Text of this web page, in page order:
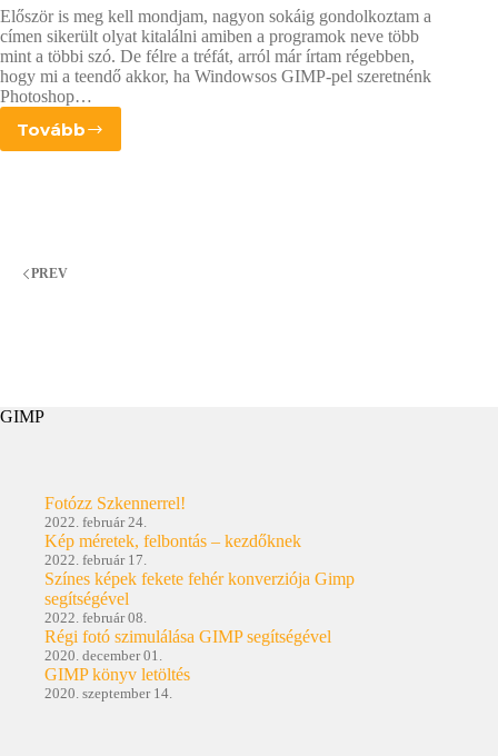
Először is meg kell mondjam, nagyon sokáig gondolkoztam a
címen sikerült olyat kitalálni amiben a programok neve több
mint a többi szó. De félre a tréfát, arról már írtam régebben,
hogy mi a teendő akkor, ha Windowsos GIMP-pel szeretnénk
Photoshop…
TovábbPhotoshop
ben
PREV
GIMP
Fotózz Szkennerrel!
2022. február 24.
Kép méretek, felbontás – kezdőknek
2022. február 17.
Színes képek fekete fehér konverziója Gimp
segítségével
2022. február 08.
Régi fotó szimulálása GIMP segítségével
2020. december 01.
GIMP könyv letöltés
2020. szeptember 14.